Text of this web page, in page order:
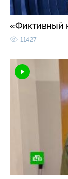
«Фиктивный
11427